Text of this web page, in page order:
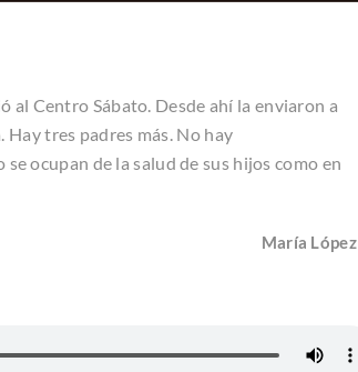
al Centro Sábato. Desde ahí la enviaron a
Hay tres padres más. No hay
ocupan de la salud de sus hijos como en
María López